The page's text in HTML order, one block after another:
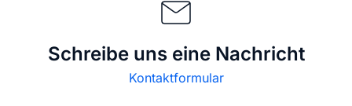
Schreibe uns eine Nachricht
Kontaktformular